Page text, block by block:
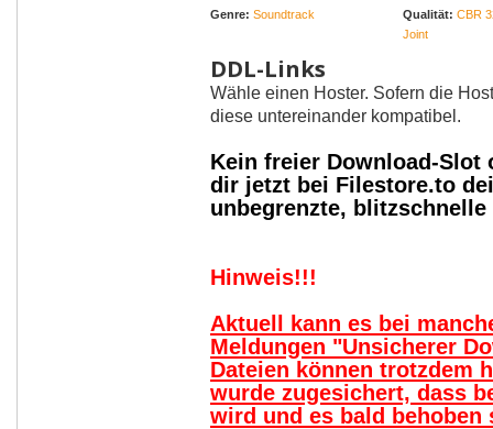
Genre: Soundtrack Qualität: CBR
Joint
DDL-Links
Wähle einen Hoster. Sofern die
diese untereinander kompatibel.
Kein freier Download-Slot
dir jetzt bei Filestore.to
unbegrenzte,
Hinweis!!!
Aktuell kann es bei
Meldungen "Unsicherer
Dateien können trotzdem
wurde zugesichert, dass
wird und es bald behoben